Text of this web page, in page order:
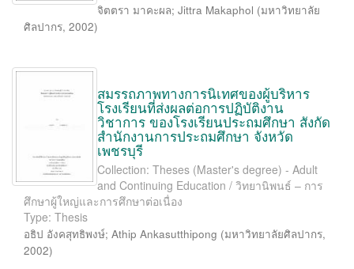
จิตตรา มาคะผล; Jittra Makaphol (มหาวิทยาลัย
ศิลปากร, 2002)
สมรรถภาพทางการนิเทศของผู้บริหาร
โรงเรียนที่ส่งผลต่อการปฏิบัติงาน
วิชาการ ของโรงเรียนประถมศึกษา สังกัด
สำนักงานการประถมศึกษา จังหวัด
เพชรบุรี
Collection: Theses (Master's degree) - Adult
and Continuing Education / วิทยานิพนธ์ – การ
ศึกษาผู้ใหญ่และการศึกษาต่อเนื่อง
Type: Thesis
อธิป อังคสุทธิพงษ์; Athip Ankasutthipong (มหาวิทยาลัยศิลปากร,
2002)